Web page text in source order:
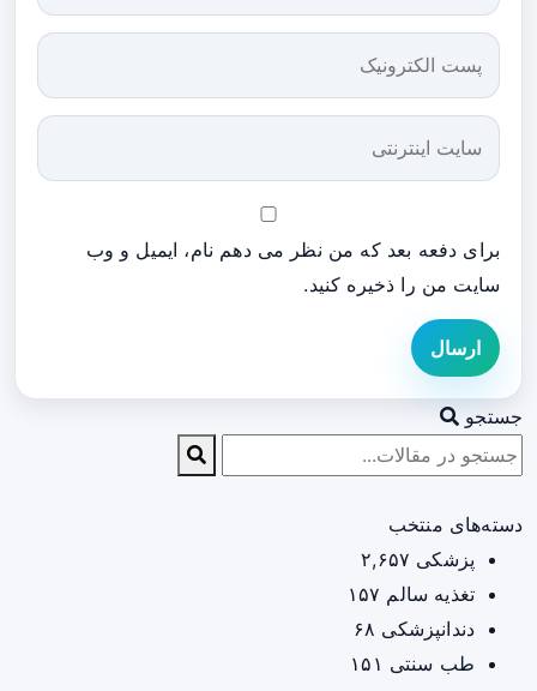
برای دفعه بعد که من نظر می دهم نام، ایمیل و وب
سایت من را ذخیره کنید.
ارسال
جستجو
دسته‌های منتخب
پزشکی ۲,۶۵۷
تغذیه سالم ۱۵۷
دندانپزشکی ۶۸
طب سنتی ۱۵۱